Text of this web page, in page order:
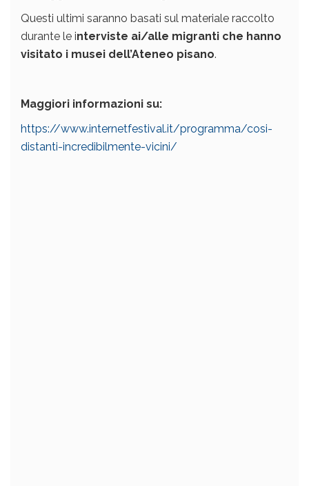
Questi ultimi saranno basati sul materiale raccolto
durante le interviste ai/alle migranti che hanno
visitato i musei dell’Ateneo pisano.
Maggiori informazioni su:
https://www.internetfestival.it/programma/cosi-
distanti-incredibilmente-vicini/